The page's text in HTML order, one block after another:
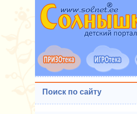
Поиск по сайту